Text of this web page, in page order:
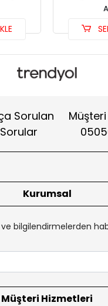
Sorulan
Sorular
Kurumsal
bilgilendirmelerden
Müşteri Hizmetleri